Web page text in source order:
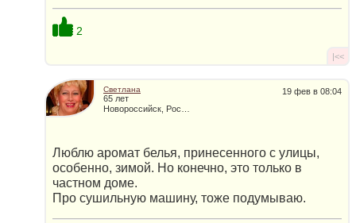
2
|<<
19 фев в 08:04
Светлана
65 лет
Люблю аромат белья, принесенного с улицы,
особенно, зимой. Но конечно, это только в
частном доме.
Про сушильную машину, тоже подумываю.